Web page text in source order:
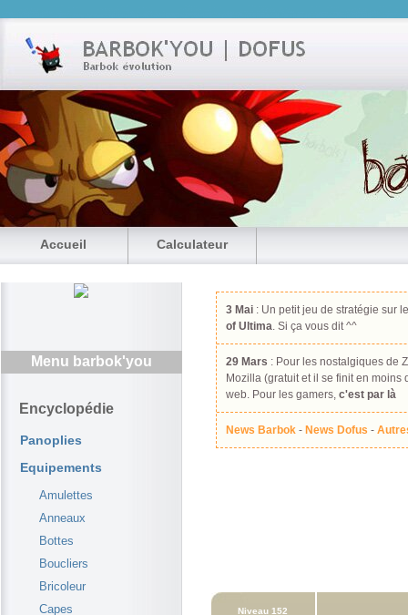
Accueil Calculateur
Menu barbok'you
Encyclopédie
Panoplies
Equipements
Amulettes
Anneaux
Bottes
Boucliers
Bricoleur
Capes
3 Mai : Un petit jeu de stratégie sur
of Ultima. Si ça vous dit ^^
29 Mars : Pour les nostalgiques de
Mozilla (gratuit et il se finit en
web. Pour les gamers, c'est par là
News Barbok - News Dofus -
Niveau 152